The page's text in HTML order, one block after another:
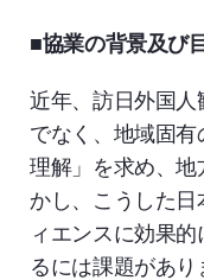
■協業の背景及び
近年、訪日外国
でなく、地域固
理解」を求め、
かし、こうした
ィエンスに効果
るには課題があ